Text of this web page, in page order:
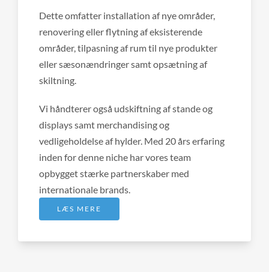
Dette omfatter installation af nye områder,
renovering eller flytning af eksisterende
områder, tilpasning af rum til nye produkter
eller sæsonændringer samt opsætning af
skiltning.
Vi håndterer også udskiftning af stande og
displays samt merchandising og
vedligeholdelse af hylder. Med 20 års erfaring
inden for denne niche har vores team
opbygget stærke partnerskaber med
internationale brands.
LÆS MERE